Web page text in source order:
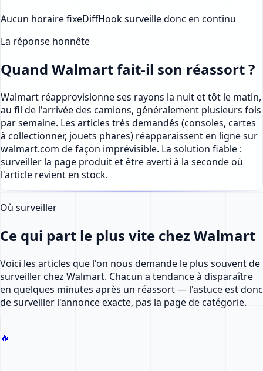
Aucun horaire fixeDiffHook surveille donc en continu
La réponse honnête
Quand Walmart fait-il son réassort ?
Walmart réapprovisionne ses rayons la nuit et tôt le matin,
au fil de l'arrivée des camions, généralement plusieurs fois
par semaine. Les articles très demandés (consoles, cartes
à collectionner, jouets phares) réapparaissent en ligne sur
walmart.com de façon imprévisible. La solution fiable :
surveiller la page produit et être averti à la seconde où
l'article revient en stock.
Où surveiller
Ce qui part le plus vite chez Walmart
Voici les articles que l'on nous demande le plus souvent de
surveiller chez Walmart. Chacun a tendance à disparaître
en quelques minutes après un réassort — l'astuce est donc
de surveiller l'annonce exacte, pas la page de catégorie.
🔥